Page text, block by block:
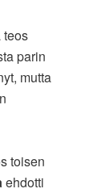
teos
parin
mutta
toisen
ehdotti